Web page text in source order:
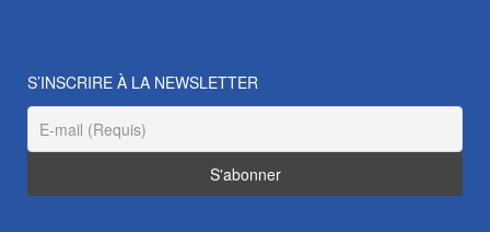
S’INSCRIRE À LA NEWSLETTER